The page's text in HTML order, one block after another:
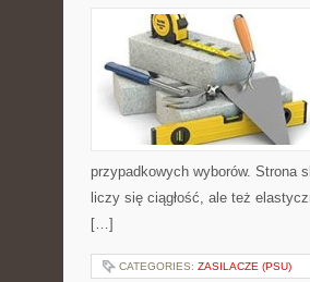
przypadkowych wyborów. Strona
liczy się ciągłość, ale też
[…]
CATEGORIES: ZASILACZE (PSU)